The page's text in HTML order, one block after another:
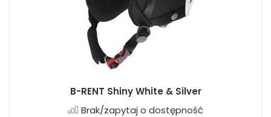
B-RENT Shiny White & Silver
Brak/zapytaj o dostępność